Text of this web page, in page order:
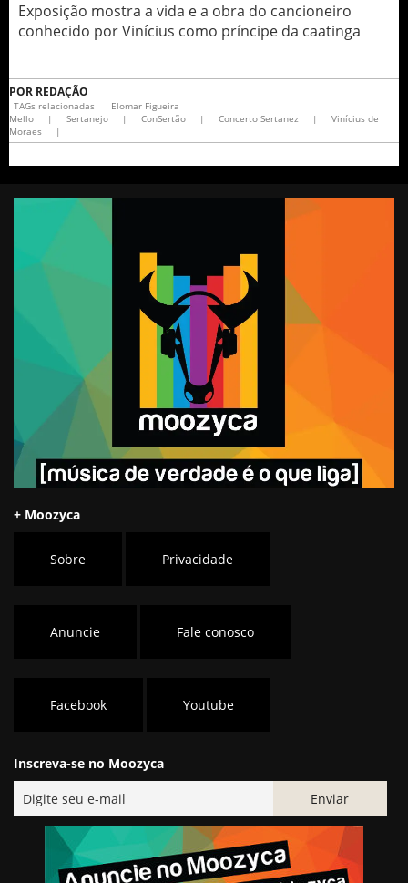
Exposição mostra a vida e a obra do cancioneiro
conhecido por Vinícius como príncipe da caatinga
POR REDAÇÃO
TAGs relacionadas
Elomar Figueira
Mello
| Sertanejo | ConSertão | Concerto Sertanez |
Vinícius de
Moraes
|
+ Moozyca
Sobre Privacidade
Anuncie Fale conosco
Facebook Youtube
Inscreva-se no Moozyca